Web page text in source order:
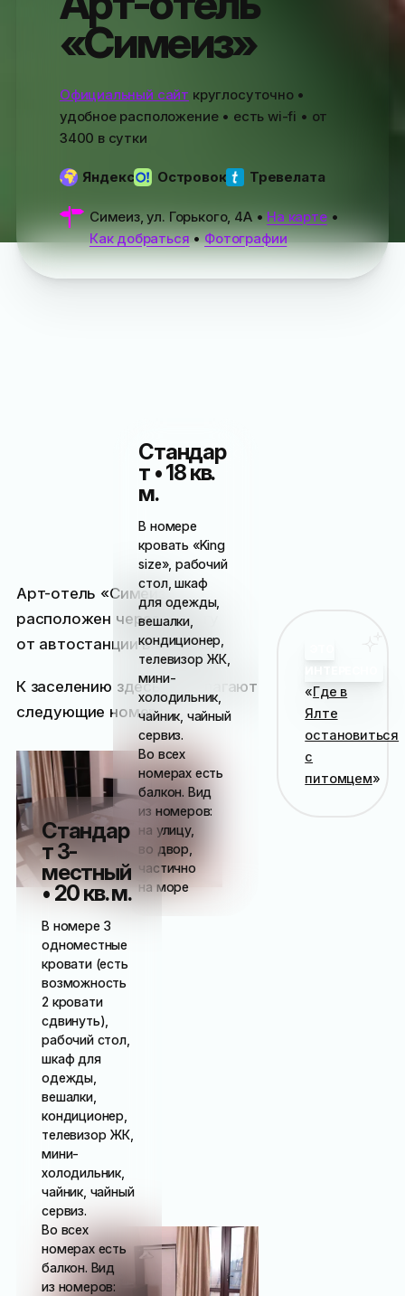
«Симеиз»
Официальный сайт круглосуточно •
удобное расположение • есть wi-fi • от
3400 в сутки
Яндекс Островок Тревелата
Симеиз, ул. Горького, 4А• На карте•
Как добраться•Фотографии
Арт-отель «Симеиз»
расположен через дорогу
от автостанции в Симеизе.
К заселению здесь предлагают
следующие номера:
Стандар
т • 18 кв.
м.
В номере
кровать «King
size», рабочий
стол, шкаф
для одежды,
вешалки,
кондиционер,
телевизор ЖК,
мини-
холодильник,
чайник, чайный
сервиз.
Во всех
номерах есть
балкон. Вид
из номеров:
на улицу,
во двор,
частично
на море
Стандар
т 3-
местный
• 20 кв. м.
В номере 3
одноместные
кровати (есть
возможность
2 кровати
сдвинуть),
рабочий стол,
шкаф для
одежды,
вешалки,
кондиционер,
телевизор ЖК,
мини-
холодильник,
чайник, чайный
сервиз.
Во всех
номерах есть
балкон. Вид
из номеров:
«Где в
Ялте
остановиться
с
питомцем»